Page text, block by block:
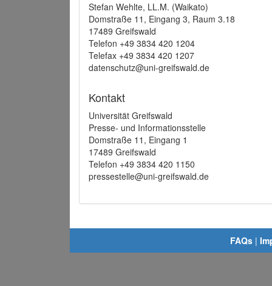
Stefan Wehlte, LL.M. (Waikato)
Domstraße 11, Eingang 3, Raum 3.18
17489 Greifswald
Telefon +49 3834 420 1204
Telefax +49 3834 420 1207
datenschutz@uni-greifswald.de
Kontakt
Universität Greifswald
Presse- und Informationsstelle
Domstraße 11, Eingang 1
17489 Greifswald
Telefon +49 3834 420 1150
pressestelle@uni-greifswald.de
FAQs |